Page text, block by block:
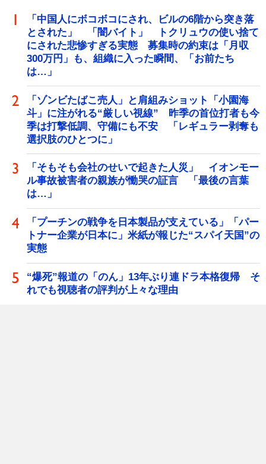
「中国人にボコボコにされ、ビルの6階から突き落
とされた」 「闇バイト」 トクリュウの使い捨て
にされた悲惨すぎる実態 募集時の約束は「月収
300万円」も、組織に入った瞬間、「お前たち
は…」
「ゾンビたばこ売人」と肩組みショット「小園海
斗」に注がれる“厳しい視線” 昨季の首位打者も今
季は打撃低調、守備にも不安 「レギュラー剥奪も
選択肢のひとつに」
「そもそも会社のせいで起きた人災」 イオンモー
ル事故被害者の親族が慟哭の証言 「最後の言葉
は…」
「プーチンの戦争を日本製品が支えている」「パー
トナー企業が日本に」米紙が報じた“スパイ天国”の
実態
“爆死”報道の「のん」13年ぶり連ドラ本格復帰 そ
れでも視聴者の評判が上々な理由